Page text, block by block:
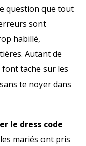
question que tout
sont
habillé,
Autant de
tache sur les
te noyer dans
le dress code
mariés ont pris